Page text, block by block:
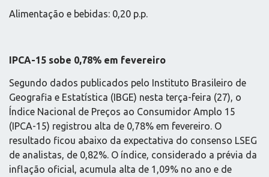
Alimentação e bebidas: 0,20 p.p.
IPCA-15 sobe 0,78% em fevereiro
Segundo dados publicados pelo Instituto Brasileiro de
Geografia e Estatística (IBGE) nesta terça-feira (27), o
Índice Nacional de Preços ao Consumidor Amplo 15
(IPCA-15) registrou alta de 0,78% em fevereiro. O
resultado ficou abaixo da expectativa do consenso LSEG
de analistas, de 0,82%. O índice, considerado a prévia da
inflação oficial, acumula alta de 1,09% no ano e de